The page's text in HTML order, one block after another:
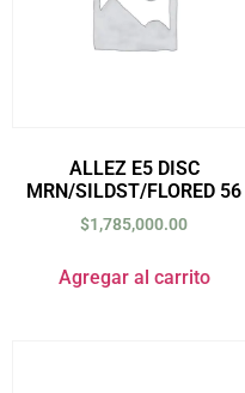
ALLEZ E5 DISC
MRN/SILDST/FLORED 56
$1,785,000.00
Agregar al carrito